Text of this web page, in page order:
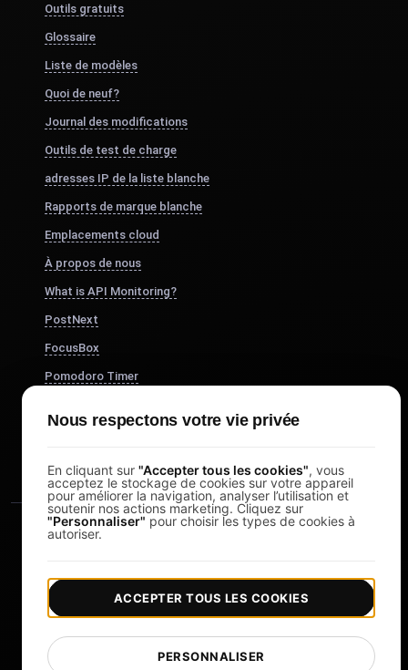
Outils gratuits
Glossaire
Liste de modèles
Quoi de neuf?
Journal des modifications
Outils de test de charge
adresses IP de la liste blanche
Rapports de marque blanche
Emplacements cloud
À propos de nous
What is API Monitoring?
PostNext
FocusBox
Pomodoro Timer
Copyright © 2026 LoadFocus | Conditions générales |
Politique de confidentialité | Protection des données |
Préférences cookies
Nous respectons votre vie privée
En cliquant sur "Accepter tous les cookies", vous
acceptez le stockage de cookies sur votre appareil
pour améliorer la navigation, analyser l’utilisation et
soutenir nos actions marketing. Cliquez sur
"Personnaliser" pour choisir les types de cookies à
autoriser.
PERSONNALISER
ACCEPTER TOUS LES COOKIES